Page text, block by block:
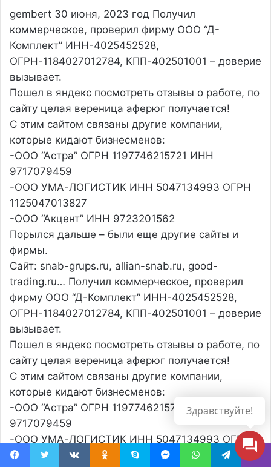
gembert 30 июня, 2023 год Получил
коммерческое, проверил фирму ООО “Д-
Комплект” ИНН-4025452528,
ОГРН-1184027012784, КПП-402501001 – доверие
вызывает.
Пошел в яндекс посмотреть отзывы о работе, по
сайту целая вереница аферюг получается!
С этим сайтом связаны другие компании,
которые кидают бизнесменов:
-ООО “Астра” ОГРН 1197746215721 ИНН
9717079459
-ООО УМА-ЛОГИСТИК ИНН 5047134993 ОГРН
1125047013827
-ООО “Акцент” ИНН 9723201562
Порылся дальше – были еще другие сайты и
фирмы.
Сайт: snab-grups.ru, allian-snab.ru, good-
trading.ru… Получил коммерческое, проверил
фирму ООО “Д-Комплект” ИНН-4025452528,
ОГРН-1184027012784, КПП-402501001 – доверие
вызывает.
Пошел в яндекс посмотреть отзывы о работе, по
сайту целая вереница аферюг получается!
С этим сайтом связаны другие компании,
которые кидают бизнесменов:
-ООО “Астра” ОГРН 1197746215721 ИНН
9717079459
-ООО УМА-ЛОГИСТИК ИНН 5047134993 ОГРН
1125047013827
Здравствуйте!